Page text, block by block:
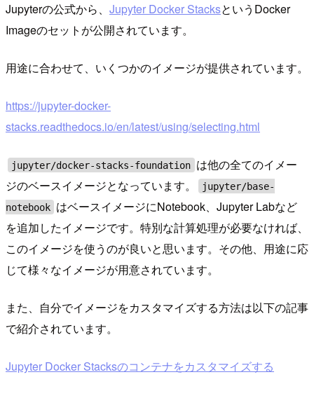
Jupyterの公式から、 Jupyter Docker StacksというDocker
Imageのセットが公開されています。
用途に合わせて、いくつかのイメージが提供されています。
https://jupyter-docker-
stacks.readthedocs.io/en/latest/using/selecting.html
jupyter/docker-stacks-foundation は他の全てのイメー
ジのベースイメージとなっています。
jupyter/base-
notebook はベースイメージにNotebook、Jupyter Labなど
を追加したイメージです。特別な計算処理が必要なければ、
このイメージを使うのが良いと思います。その他、用途に応
じて様々なイメージが用意されています。
また、自分でイメージをカスタマイズする方法は以下の記事
で紹介されています。
Jupyter Docker Stacksのコンテナをカスタマイズする